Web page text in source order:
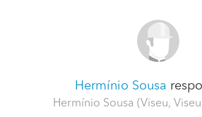
Hermínio Sousa
Hermínio Sousa (Viseu,